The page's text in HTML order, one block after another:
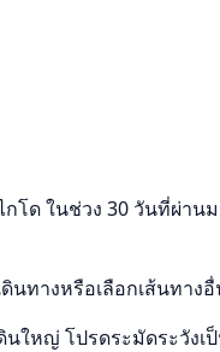
กโด ในช่วง 30 วันที่ผ่
นทางหรือเลือกเส้นทาง
หญ่ โปรดระมัดระวังเ